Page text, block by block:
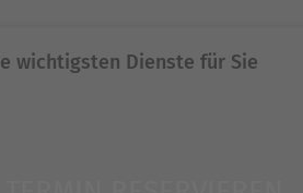
wichtigsten Dienste für Sie